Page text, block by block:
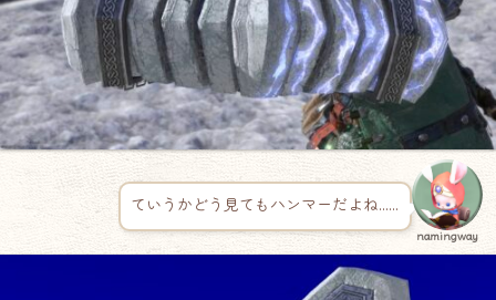
ていうかどう見てもハンマーだよね……
namingway